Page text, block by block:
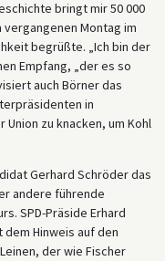
bringt mir 50 000
vergangenen Montag im
begrüßte. „Ich bin der
Empfang, „der es so
auch Börner das
in
zu knacken, um Kohl
Gerhard Schröder das
andere führende
SPD-Präside Erhard
Hinweis auf den
der wie Fischer